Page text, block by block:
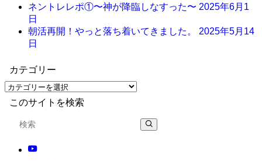
ネントレレポ①〜神が降臨しなすった〜 2025年6月1
日
朝活再開！やっと落ち着いてきました。 2025年5月14
日
カテゴリー
このサイトを検索